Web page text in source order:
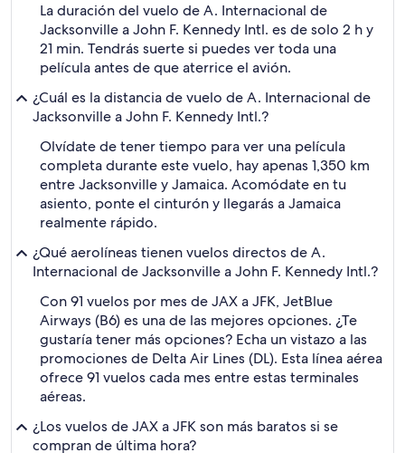
La duración del vuelo de A. Internacional de
Jacksonville a John F. Kennedy Intl. es de solo 2 h y
21 min. Tendrás suerte si puedes ver toda una
película antes de que aterrice el avión.
¿Cuál es la distancia de vuelo de A. Internacional de
Jacksonville a John F. Kennedy Intl.?
Olvídate de tener tiempo para ver una película
completa durante este vuelo, hay apenas 1,350 km
entre Jacksonville y Jamaica. Acomódate en tu
asiento, ponte el cinturón y llegarás a Jamaica
realmente rápido.
¿Qué aerolíneas tienen vuelos directos de A.
Internacional de Jacksonville a John F. Kennedy Intl.?
Con 91 vuelos por mes de JAX a JFK, JetBlue
Airways (B6) es una de las mejores opciones. ¿Te
gustaría tener más opciones? Echa un vistazo a las
promociones de Delta Air Lines (DL). Esta línea aérea
ofrece 91 vuelos cada mes entre estas terminales
aéreas.
¿Los vuelos de JAX a JFK son más baratos si se
compran de última hora?